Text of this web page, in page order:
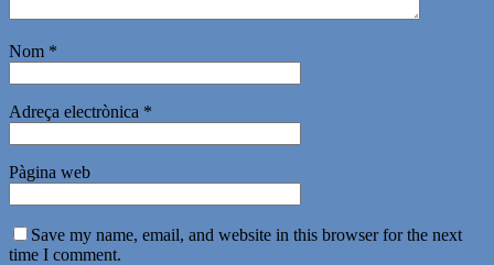
Nom *
Adreça electrònica *
Pàgina web
Save my name, email, and website in this browser for the next
time I comment.